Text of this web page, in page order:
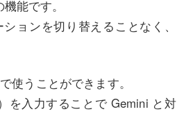
能です。
ョンを切り替えることなく、
使うことができます。
を入力することで Gemini と対